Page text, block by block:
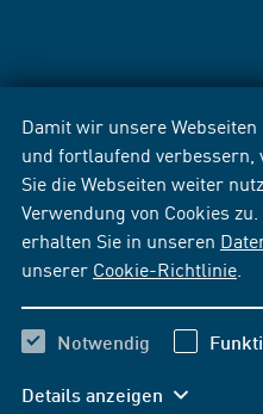
Damit wir unsere
und fortlaufend verbessern,
Sie die Webseiten weiter
Verwendung von Cookies
erhalten Sie in unseren
unserer Cookie-Richtlinie
Notwendig
Details anzeigen